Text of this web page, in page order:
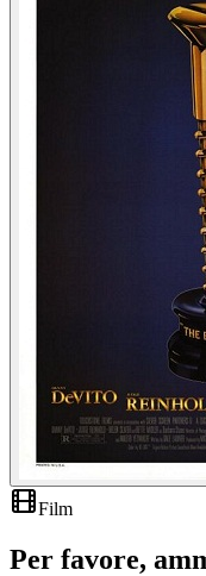
Film
Per favore,